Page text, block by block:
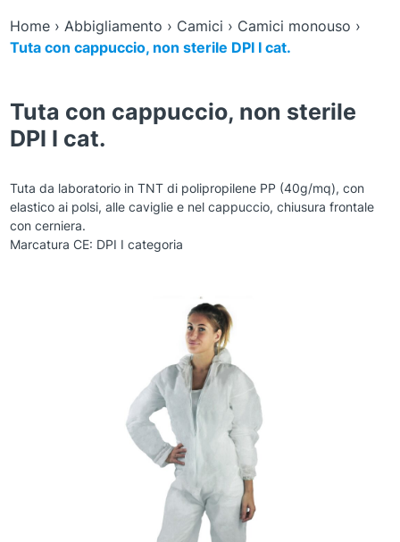
Home› Abbigliamento › Camici › Camici monouso ›
Tuta con cappuccio, non sterile DPI I cat.
Tuta con cappuccio, non sterile
DPI I cat.
Tuta da laboratorio in TNT di polipropilene PP (40g/mq), con
elastico ai polsi, alle caviglie e nel cappuccio, chiusura frontale
con cerniera.
Marcatura CE: DPI I categoria